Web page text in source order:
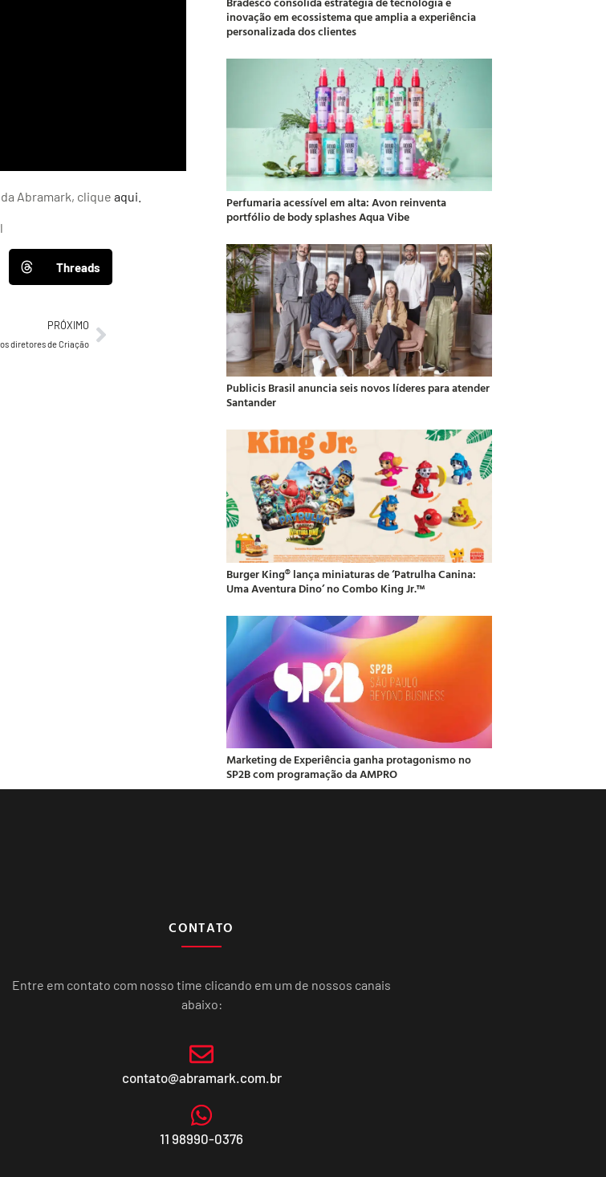
Abramark, clique aqui.
Threads
PRÓXIMO
diretores de Criação
inovação em ecossistema que amplia a experiência
personalizada dos clientes
Perfumaria acessível em alta: Avon reinventa
portfólio de body splashes Aqua Vibe
Publicis Brasil anuncia seis novos líderes para atender
Santander
Burger King® lança miniaturas de ‘Patrulha Canina:
Uma Aventura Dino’ no Combo King Jr.™
Marketing de Experiência ganha protagonismo no
SP2B com programação da AMPRO
CONTATO
Entre em contato com nosso time clicando em um de nossos canais
abaixo:
contato@abramark.com.br
11 98990-0376